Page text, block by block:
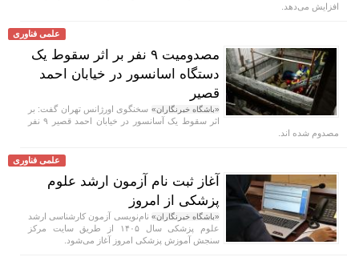
افزایش می‌دهد.
علمی فناوری
مصدومیت ۹ نفر بر اثر سقوط یک
دستگاه اسانسور در خیابان احمد
قصیر
«باشگاه خبرنگاران» سخنگوی اورژانس تهران گفت: بر
اثر سقوط یک آسانسور در خیابان احمد قصیر ۹ نفر
مصدوم شده اند.
علمی فناوری
آغاز ثبت نام آزمون ارشد علوم
پزشکی از امروز
«باشگاه خبرنگاران» نام‌نویسی آزمون کارشناسی ارشد
علوم پزشکی سال ۱۴۰۵ از طریق سایت مرکز
سنجش آموزش پزشکی امروز آغاز می‌شود.